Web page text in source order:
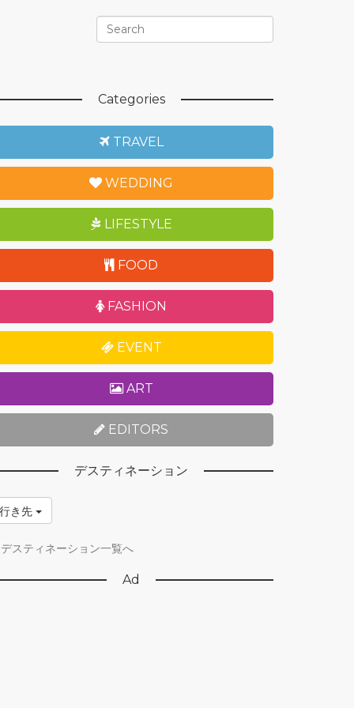
Categories
TRAVEL
WEDDING
LIFESTYLE
FOOD
FASHION
EVENT
ART
EDITORS
デスティネーション
行き先
スティネーション一覧へ
Ad